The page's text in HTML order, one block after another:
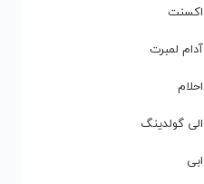
اکسنت
آدام لمبرت
احلام
الی گولدینگ
ابی